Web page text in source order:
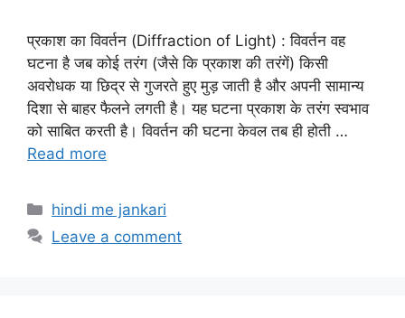
प्रकाश का विवर्तन (Diffraction of Light) : विवर्तन वह
घटना है जब कोई तरंग (जैसे कि प्रकाश की तरंगें) किसी
अवरोधक या छिद्र से गुजरते हुए मुड़ जाती है और अपनी सामान्य
दिशा से बाहर फैलने लगती है। यह घटना प्रकाश के तरंग स्वभाव
को साबित करती है। विवर्तन की घटना केवल तब ही होती …
Read more
Categories
hindi me jankari
Leave a comment